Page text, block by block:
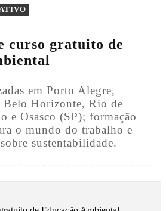
curso gratuito de
em Porto Alegre,
Belo Horizonte, Rio de
e Osasco (SP); formação
o mundo do trabalho e
sustentabilidade.